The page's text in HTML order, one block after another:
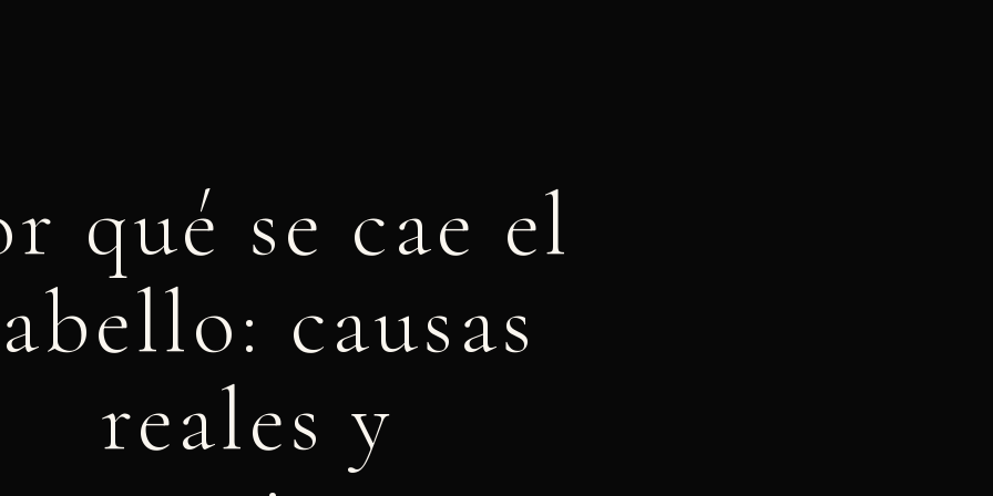
qué se cae el
causas
reales y